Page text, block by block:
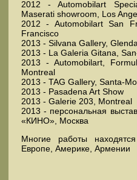
2012 - Automobilart
Maserati showroom, Los
2012 - Automobilart San
Francisco
2013 - Silvana Gallery,
2013 - La Galeria Gitana,
2013 - Automobilart,
Montreal
2013 - TAG Gallery, Santa-
2013 - Pasadena Art Show
2013 - Galerie 203, Montreal
2013 - персональная
«КИНО», Москва
Многие работы
Европе, Америке, Армении